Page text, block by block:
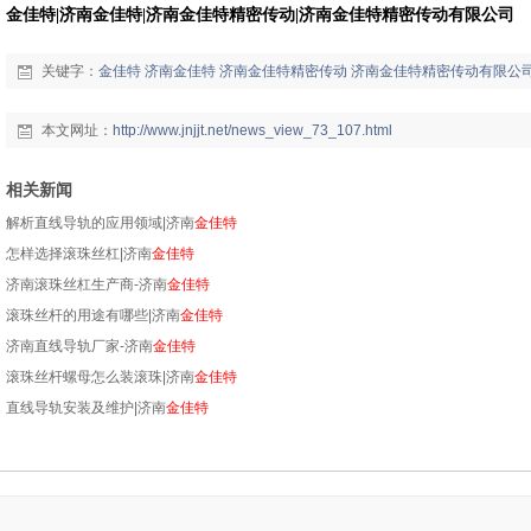
金佳特|济南金佳特|济南金佳特精密传动|济南金佳特精密传动有限公司
关键字： 金佳特 济南金佳特 济南金佳特精密传动 济南金佳特精密传动有限公
本文网址： http://www.jnjjt.net/news_view_73_107.html
相关新闻
解析直线导轨的应用领域|济南金佳特
怎样选择滚珠丝杠|济南金佳特
济南滚珠丝杠生产商-济南金佳特
滚珠丝杆的用途有哪些|济南金佳特
济南直线导轨厂家-济南金佳特
滚珠丝杆螺母怎么装滚珠|济南金佳特
直线导轨安装及维护|济南金佳特